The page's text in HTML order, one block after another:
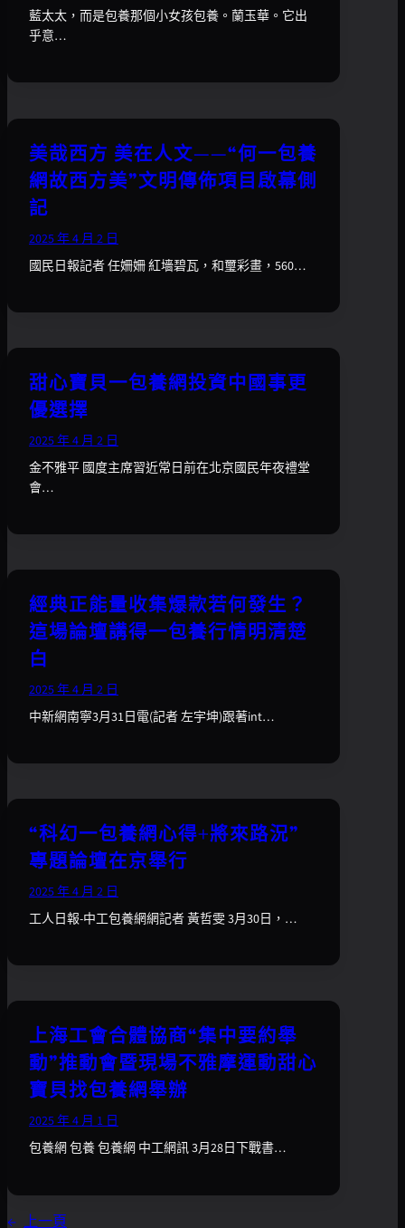
藍太太，而是包養那個小女孩包養。蘭玉華。它出
乎意…
美哉西方 美在人文——“何一包養
網故西方美”文明傳佈項目啟幕側
記
2025 年 4 月 2 日
國民日報記者 任姍姍 紅墻碧瓦，和璽彩畫，560…
甜心寶貝一包養網投資中國事更
優選擇
2025 年 4 月 2 日
金不雅平 國度主席習近常日前在北京國民年夜禮堂
會…
經典正能量收集爆款若何發生？
這場論壇講得一包養行情明清楚
白
2025 年 4 月 2 日
中新網南寧3月31日電(記者 左宇坤)跟著int…
“科幻一包養網心得+將來路況”
專題論壇在京舉行
2025 年 4 月 2 日
工人日報-中工包養網網記者 黃哲雯 3月30日，…
上海工會合體協商“集中要約舉
動”推動會暨現場不雅摩運動甜心
寶貝找包養網舉辦
2025 年 4 月 1 日
包養網 包養 包養網 中工網訊 3月28日下戰書…
← 上一頁